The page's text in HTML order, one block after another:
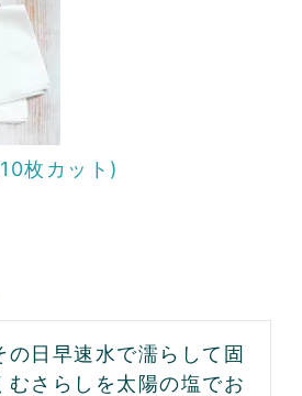
枚カット)
の日早速水で濡らして固
むさらしを太陽の塩でお